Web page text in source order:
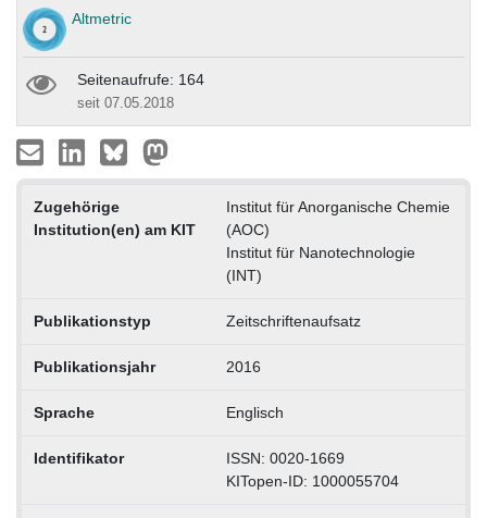
Altmetric
Seitenaufrufe: 164
seit 07.05.2018
Zugehörige
Institution(en) am KIT
Institut für Anorganische Chemie
(AOC)
Institut für Nanotechnologie
(INT)
Publikationstyp Zeitschriftenaufsatz
Publikationsjahr 2016
Sprache Englisch
Identifikator
ISSN: 0020-1669
KITopen-ID: 1000055704